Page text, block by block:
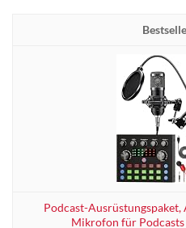
Podcast-
Mikrofon für Podcasts